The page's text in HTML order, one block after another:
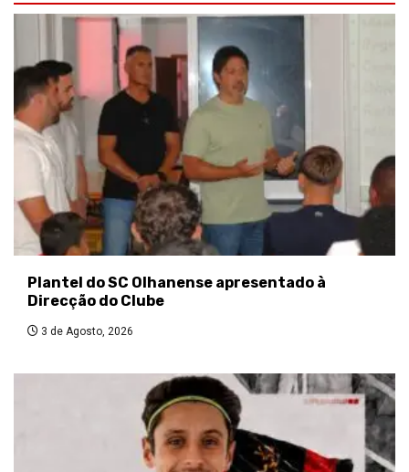
Plantel do SC Olhanense apresentado à
Direcção do Clube
3 de Agosto, 2026